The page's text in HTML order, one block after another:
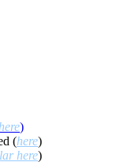
here)
(here)
here)